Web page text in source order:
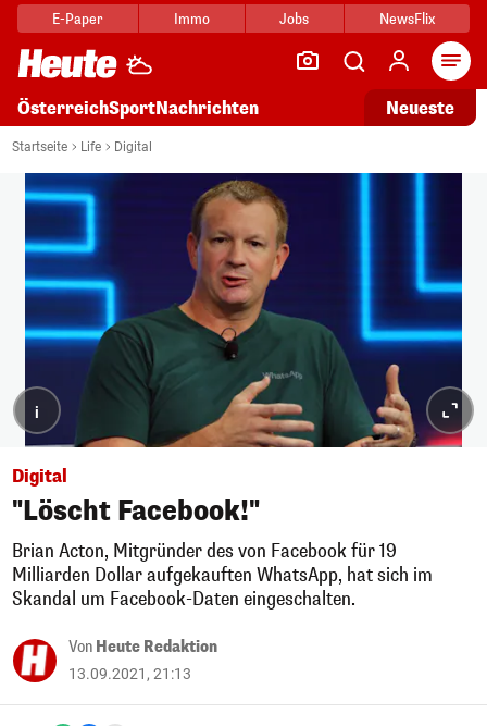
E-Paper Immo Jobs NewsFlix
ÖsterreichSportNachrichten Neueste
Startseite Life Digital
i
Digital
"Löscht Facebook!"
Brian Acton, Mitgründer des von Facebook für 19
Milliarden Dollar aufgekauften WhatsApp, hat sich im
Skandal um Facebook-Daten eingeschalten.
Von Heute Redaktion
13.09.2021, 21:13